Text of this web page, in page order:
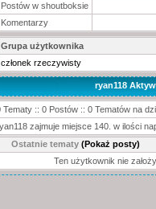
Postów w shoutboksie
Komentarzy
Grupa użytkownika
członek rzeczywisty
ryan118
Tematy :: 0 Postów :: 0 Tematów na
zajmuje miejsce 140. w ilości
Ostatnie tematy (Pokaż posty)
Ten użytkownik nie